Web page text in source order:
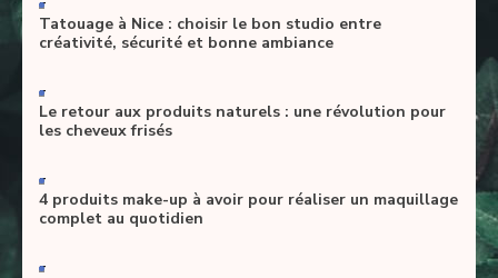
Tatouage à Nice : choisir le bon studio entre
créativité, sécurité et bonne ambiance
-
Le retour aux produits naturels : une révolution pour
les cheveux frisés
-
4 produits make-up à avoir pour réaliser un maquillage
complet au quotidien
-